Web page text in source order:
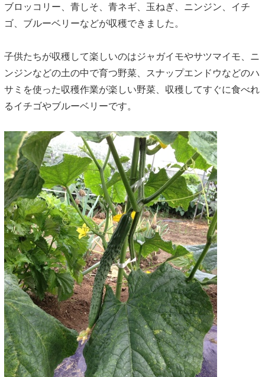
ブロッコリー、青しそ、青ネギ、玉ねぎ、ニンジン、イチ
ゴ、ブルーベリーなどが収穫できました。
子供たちが収穫して楽しいのはジャガイモやサツマイモ、ニ
ンジンなどの土の中で育つ野菜、スナップエンドウなどのハ
サミを使った収穫作業が楽しい野菜、収穫してすぐに食べれ
るイチゴやブルーベリーです。